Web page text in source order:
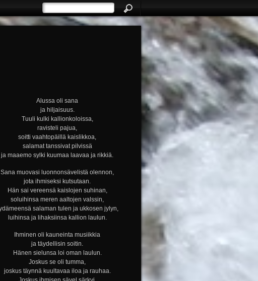
Alussa oli sana
ja hiljaisuus.
Tuuli kulki kallionkoloissa,
ravisteli pajua,
soitti vaahtopäillä kaislikkoa,
salamat tanssivat pilvissä
ja maaemo sylki kuumaa laavaa ja rikkiä.
Sana muovasi luonnonsävelistä olennon,
jota ihmiseksi kutsutaan.
Hän sai vereensä kaislojen suhinan,
soluihinsa meren aaltojen valssin,
salaman tulen ja ukkosen jylyn,
luihinsa ja lihaksiinsa kallion laulun.
Ihminen oli kauneinta musiikkia
ja täydellisin soitin.
Hänen sielunsa loi oman laulun.
Joskus se oli tumma,
joskus täynnä kuultavaa iloa ja rauhaa.